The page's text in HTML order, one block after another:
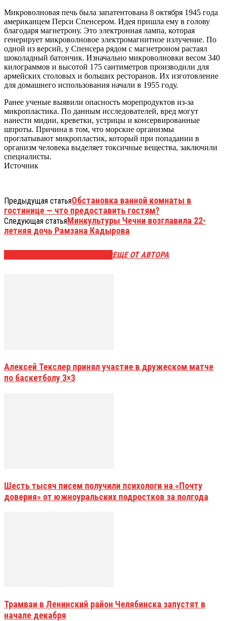
Микроволновая печь была запатентована 8 октября 1945 года
американцем Перси Спенсером. Идея пришла ему в голову
благодаря магнетрону. Это электронная лампа, которая
генерирует микроволновое электромагнитное излучение. По
одной из версий, у Спенсера рядом с магнетроном растаял
шоколадный батончик. Изначально микроволновки весом 340
килограммов и высотой 175 сантиметров производили для
армейских столовых и больших ресторанов. Их изготовление
для домашнего использования начали в 1955 году.
Ранее ученые выявили опасность морепродуктов из-за
микропластика. По данным исследователей, вред могут
нанести мидии, креветки, устрицы и консервированные
шпроты. Причина в том, что морские организмы
проглатывают микропластик, который при попадании в
организм человека выделяет токсичные вещества, заключили
специалисты.
Источник
Предыдущая статьяОбстановка ванной комнаты в
гостинице — что предоставить гостям?
Следующая статьяМинкультуры Чечни возглавила 22-
летняя дочь Рамзана Кадырова
ЕЩЕ ОТ АВТОРА
Алексей Текслер принял участие в дружеском матче
по баскетболу 3×3
Шесть тысяч писем получили психологи на «Почту
доверия» от южноуральских подростков за полгода
Трамваи в Ленинский район Челябинска запустят в
начале декабря